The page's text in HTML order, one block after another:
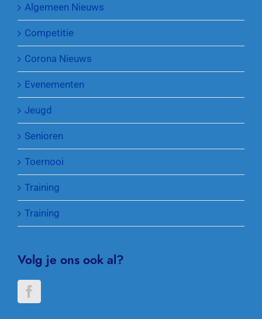
Algemeen Nieuws
Competitie
Corona Nieuws
Evenementen
Jeugd
Senioren
Toernooi
Training
Training
Volg je ons ook al?